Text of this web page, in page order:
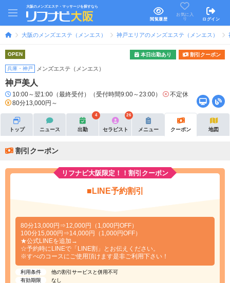
大阪のメンズエステ・マッサージを探すなら
閲覧履歴
お気に入
り
ログイン
大阪のメンズエステ（メンエス） 神戸エリアのメンズエステ（メンエス）
OPEN 本日出勤あり 割引クーポン
兵庫・神戸 メンズエステ（メンエス）
神戸美人
10:00～翌1:00（最終受付）（受付時間9:00～23:00）
不定休
80分13,000円～
トップ ニュース 出勤
4
セラピスト
26
メニュー クーポン 地図
割引クーポン
リフナビ大阪限定！！割引クーポン
■LINE予約割引
80分13,000円⇒12,000円（1,000円OFF）
100分15,000円⇒14,000円（1,000円OFF）
★公式LINEを追加→
☆予約時にLINEで「LINE割」とお伝えください。
※すべのコースにご使用頂けます是非ご利用下さい！
利用条件
他の割引サービスと併用不可
有効期限
なし